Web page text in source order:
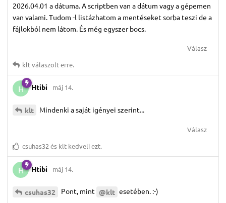
2026.04.01 a dátuma. A scriptben van a dátum vagy a gépemen
van valami. Tudom -l listázhatom a mentéseket sorba teszi de a
fájlokból nem látom. És még egyszer bocs.
Válasz
kltválaszolt erre.
H Htibi máj 14.
klt Mindenki a saját igényei szerint...
Válasz
csuhas32és klt kedveli ezt.
H Htibi máj 14.
csuhas32 Pont, mint @klt esetében. :-)